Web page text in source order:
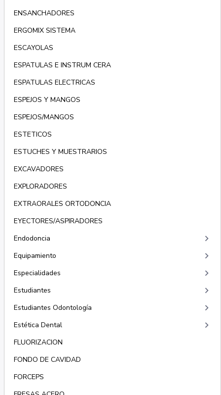
ENSANCHADORES
ERGOMIX SISTEMA
ESCAYOLAS
ESPATULAS E INSTRUM CERA
ESPATULAS ELECTRICAS
ESPEJOS Y MANGOS
ESPEJOS/MANGOS
ESTETICOS
ESTUCHES Y MUESTRARIOS
EXCAVADORES
EXPLORADORES
EXTRAORALES ORTODONCIA
EYECTORES/ASPIRADORES
Endodoncia
keyboard_arrow_right
Equipamiento keyboard_arrow_right
Especialidades keyboard_arrow_right
Estudiantes keyboard_arrow_right
Estudiantes Odontología keyboard_arrow_right
Estética Dental keyboard_arrow_right
FLUORIZACION
FONDO DE CAVIDAD
FORCEPS